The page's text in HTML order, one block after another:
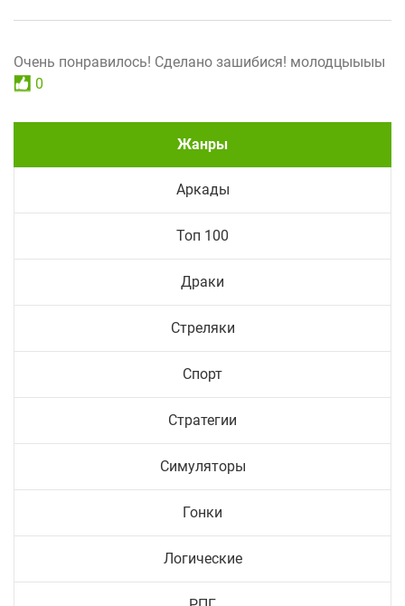
Очень понравилось! Сделано зашибися! молодцыыыы
0
Жанры
Аркады
Топ 100
Драки
Стреляки
Спорт
Стратегии
Симуляторы
Гонки
Логические